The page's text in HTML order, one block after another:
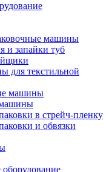
машины
запайки туб
для текстильной
машины
в стрейч-пленку
и обвязки